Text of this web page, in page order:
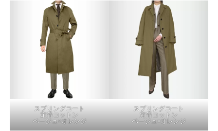
スプリングコート
定番コットン
ベージュ×オレンジ
スプリングコート
定番コットン
ベージュ×オレンジ